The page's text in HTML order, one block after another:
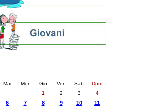
Mar Mer Gio Ven Sab
Dom
1
2 3 4
6 7 8 9 10 11